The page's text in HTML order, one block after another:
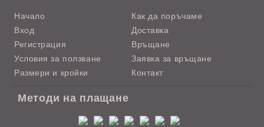
Начало
Вход
Регистрация
Условия за ползване
Размери и кройки
Как да поръчаме
Доставка
Връщане
Заявка за връщане
Контакт
Методи на плащане